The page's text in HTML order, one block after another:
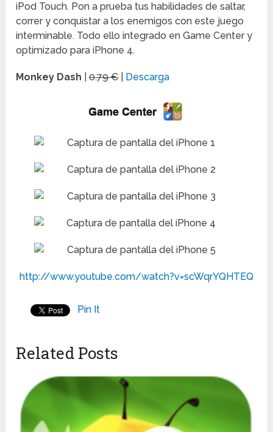
iPod Touch. Pon a prueba tus habilidades de saltar,
correr y conquistar a los enemigos con este juego
interminable. Todo ello integrado en Game Center y
optimizado para iPhone 4.
Monkey Dash |0.79 € Descarga
http://www.youtube.com/watch?v=scWqrYQHTEQ
Pin It
Related Posts